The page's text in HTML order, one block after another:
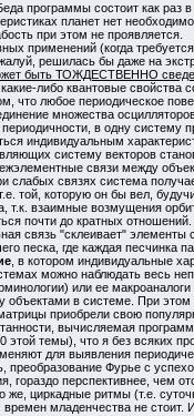
программы состоит как раз
планет нет
при этом не проявляется.
применений (когда
решилась бы даже на
быть ТОЖДЕСТВЕННО
либо квантовые свойства
что любое периодическое
множества
в одну систему
индивидуальным
систему векторов
связи между
слабых связях система
той, которую он бы вел,
т.к. взаимные возмущения
почти до кратных отношений.
связь "склеивает"
песка, где каждая песчинка
, в котором индивидуальные
можно наблюдать весь
или ее
объектами в системе. При этом
приобрели свою
вычисляемая
этой темы), что я без всяких
для выявления
преобразование Фурье с
гораздо перспективнее, чем
же, циркадные ритмы (т.е.
времен младенчества не